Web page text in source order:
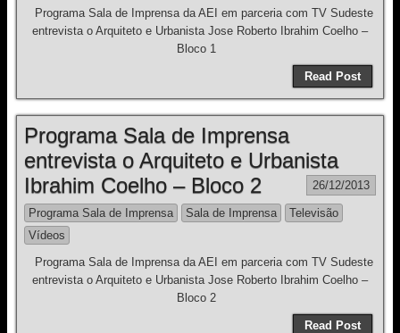
Programa Sala de Imprensa da AEI em parceria com TV Sudeste
entrevista o Arquiteto e Urbanista Jose Roberto Ibrahim Coelho –
Bloco 1
Read Post
Programa Sala de Imprensa
entrevista o Arquiteto e Urbanista
Ibrahim Coelho – Bloco 2
26/12/2013
Programa Sala de Imprensa Sala de Imprensa
Televisão
Vídeos
Programa Sala de Imprensa da AEI em parceria com TV Sudeste
entrevista o Arquiteto e Urbanista Jose Roberto Ibrahim Coelho –
Bloco 2
Read Post